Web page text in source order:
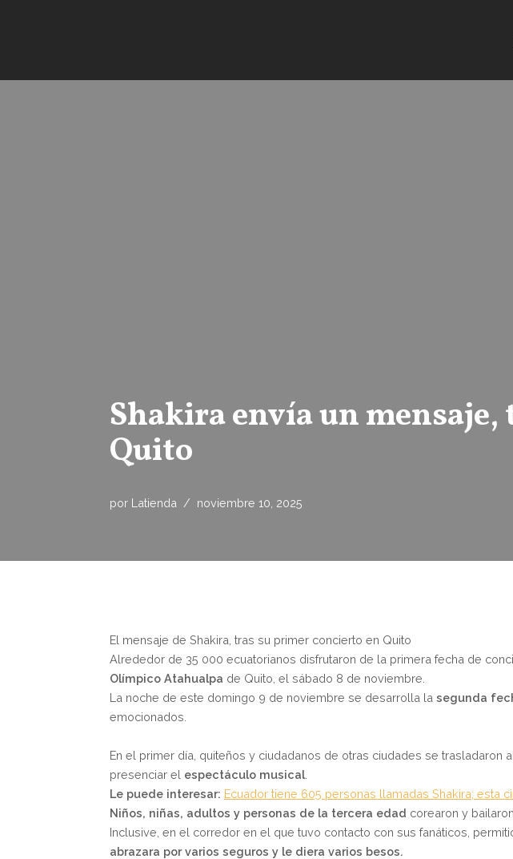
Shakira envía un
Quito
por Latienda noviembre 10, 2025
El mensaje de Shakira, tras su primer concierto en Quito
Alrededor de 35 000 ecuatorianos disfrutaron de la primera fecha de
Olímpico Atahualpa de Quito, el sábado 8 de noviembre.
La noche de este domingo 9 de noviembre se desarrolla la segunda
emocionados.
En el primer día, quiteños y ciudadanos de otras ciudades se trasladaron
presenciar el espectáculo musical.
Le puede interesar: Ecuador tiene 605 personas llamadas Shakira; esta
Niños, niñas, adultos y personas de la tercera edad corearon y
Inclusive, en el corredor en el que tuvo contacto con sus fanáticos,
abrazara por varios seguros y le diera varios besos.